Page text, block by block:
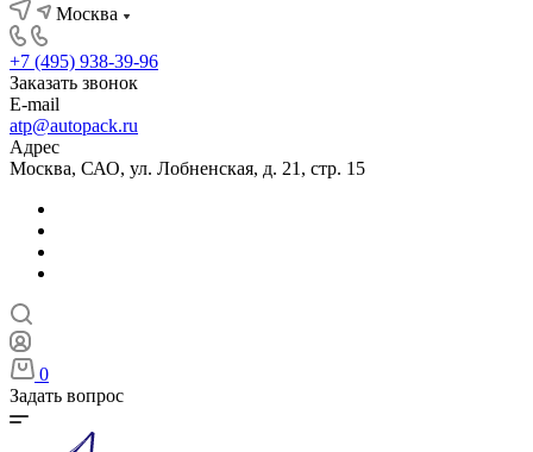
Москва
+7 (495) 938-39-96
Заказать звонок
E-mail
atp@autopack.ru
Адрес
Москва, САО, ул. Лобненская, д. 21, стр. 15
0
Задать вопрос